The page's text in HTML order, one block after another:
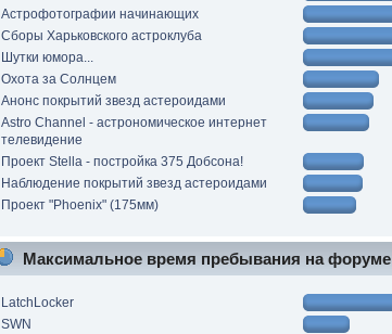
Астрофотографии начинающих
Сборы Харьковского астроклуба
Шутки юмора...
Охота за Солнцем
Анонс покрытий звезд астероидами
Astro Channel - астрономическое интернет
телевидение
Проект Stella - постройка 375 Добсона!
Наблюдение покрытий звезд астероидами
Проект "Phoenix" (175мм)
Максимальное время пребывания на форуме
LatchLocker
SWN